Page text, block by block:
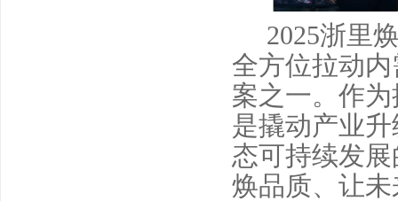
2025浙里
全方位拉动
案之一。作
是撬动产业
态可持续发
焕品质、让